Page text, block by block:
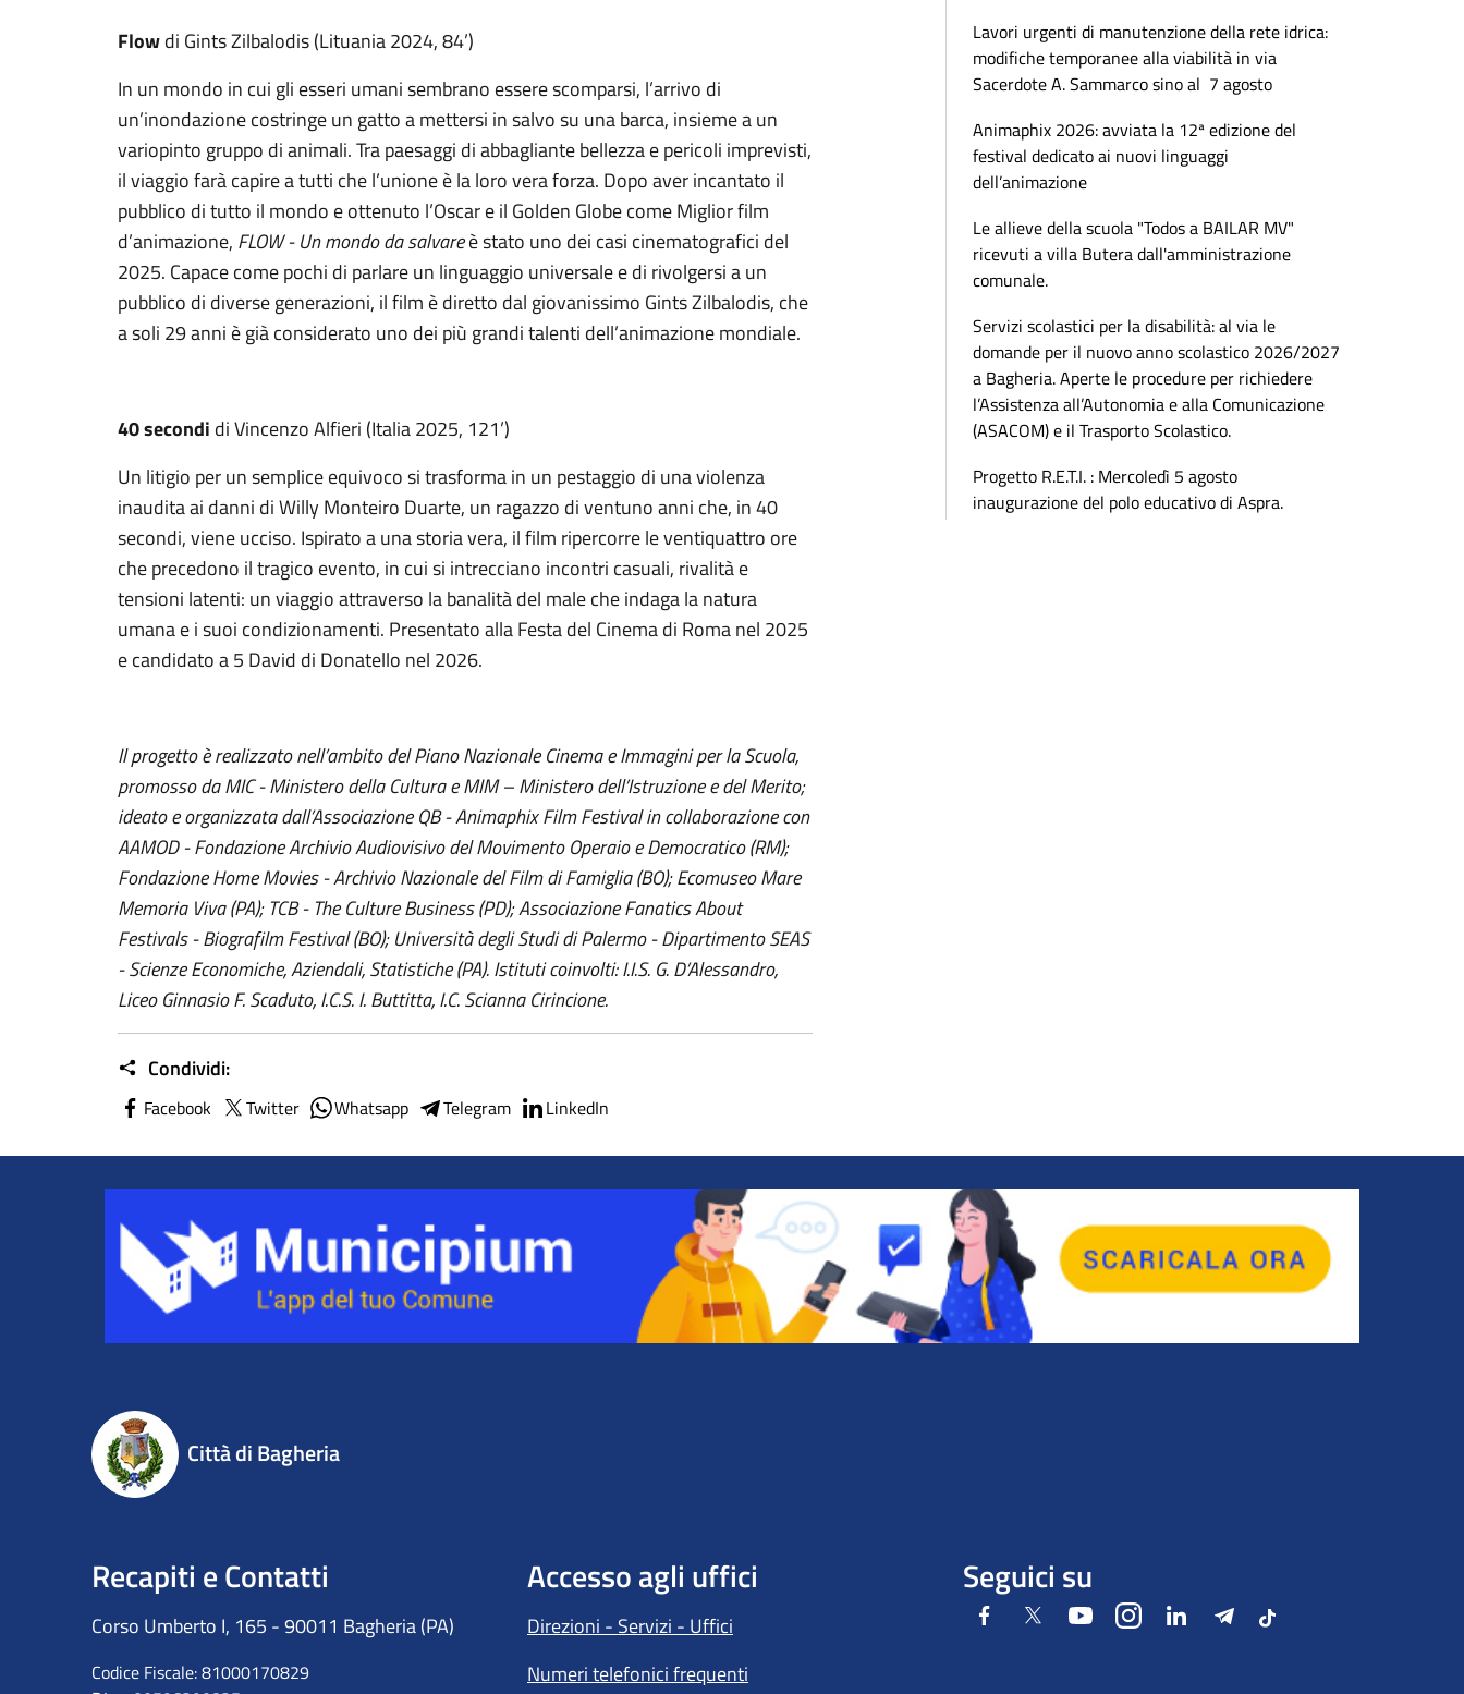
Flowdi Gints Zilbalodis (Lituania 2024, 84’)
In un mondo in cui gli esseri umani sembrano essere scomparsi, l’arrivo di
un’inondazione costringe un gatto a mettersi in salvo su una barca, insieme a un
variopinto gruppo di animali. Tra paesaggi di abbagliante bellezza e pericoli imprevisti,
il viaggio farà capire a tutti che l’unione è la loro vera forza. Dopo aver incantato il
pubblico di tutto il mondo e ottenuto l’Oscar e il Golden Globe come Miglior film
d’animazione, FLOW - Un mondo da salvareè stato uno dei casi cinematografici del
2025. Capace come pochi di parlare un linguaggio universale e di rivolgersi a un
pubblico di diverse generazioni, il film è diretto dal giovanissimo Gints Zilbalodis, che
a soli 29 anni è già considerato uno dei più grandi talenti dell’animazione mondiale.
40 secondi di Vincenzo Alfieri (Italia 2025, 121’)
Un litigio per un semplice equivoco si trasforma in un pestaggio di una violenza
inaudita ai danni di Willy Monteiro Duarte, un ragazzo di ventuno anni che, in 40
secondi, viene ucciso. Ispirato a una storia vera, il film ripercorre le ventiquattro ore
che precedono il tragico evento, in cui si intrecciano incontri casuali, rivalità e
tensioni latenti: un viaggio attraverso la banalità del male che indaga la natura
umana e i suoi condizionamenti. Presentato alla Festa del Cinema di Roma nel 2025
e candidato a 5 David di Donatello nel 2026.
Il progetto è realizzato nell’ambito del Piano Nazionale Cinema e Immagini per la Scuola,
promosso da MIC - Ministero della Cultura e MIM – Ministero dell’Istruzione e del Merito;
ideato e organizzata dall’Associazione QB - Animaphix Film Festival in collaborazione con
AAMOD - Fondazione Archivio Audiovisivo del Movimento Operaio e Democratico (RM);
Fondazione Home Movies - Archivio Nazionale del Film di Famiglia (BO); Ecomuseo Mare
Memoria Viva (PA); TCB - The Culture Business (PD); Associazione Fanatics About
Festivals - Biografilm Festival (BO); Università degli Studi di Palermo - Dipartimento SEAS
- Scienze Economiche, Aziendali, Statistiche (PA). Istituti coinvolti: I.I.S. G. D’Alessandro,
Liceo Ginnasio F. Scaduto, I.C.S. I. Buttitta, I.C. Scianna Cirincione.
Condividi:
Facebook Twitter Whatsapp Telegram LinkedIn
Lavori urgenti di manutenzione della rete idrica:
modifiche temporanee alla viabilità in via
Sacerdote A. Sammarco sino al 7 agosto
Animaphix 2026: avviata la 12ª edizione del
festival dedicato ai nuovi linguaggi
dell’animazione
Le allieve della scuola "Todos a BAILAR MV"
ricevuti a villa Butera dall'amministrazione
comunale.
Servizi scolastici per la disabilità: al via le
domande per il nuovo anno scolastico 2026/2027
a Bagheria. Aperte le procedure per richiedere
l’Assistenza all’Autonomia e alla Comunicazione
(ASACOM) e il Trasporto Scolastico.
Progetto R.E.T.I. : Mercoledì 5 agosto
inaugurazione del polo educativo di Aspra.
Città di Bagheria
Recapiti e Contatti
Corso Umberto I, 165 - 90011 Bagheria (PA)
Codice Fiscale: 81000170829
Accesso agli uffici
Direzioni - Servizi - Uffici
Numeri telefonici frequenti
Seguici su
FacebookTwitter YoutubeInstagramLinkedIn Telegram
Tiktok